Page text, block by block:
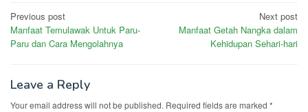
Post
navigation
Previous post
Manfaat Temulawak Untuk Paru-
Paru dan Cara Mengolahnya
Next post
Manfaat Getah Nangka dalam
Kehidupan Sehari-hari
Leave a Reply
Your email address will not be published. Required fields are marked *